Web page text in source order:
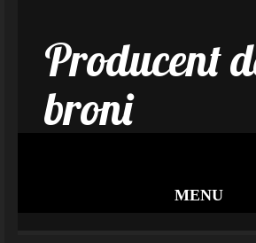
Producent
broni
MENU